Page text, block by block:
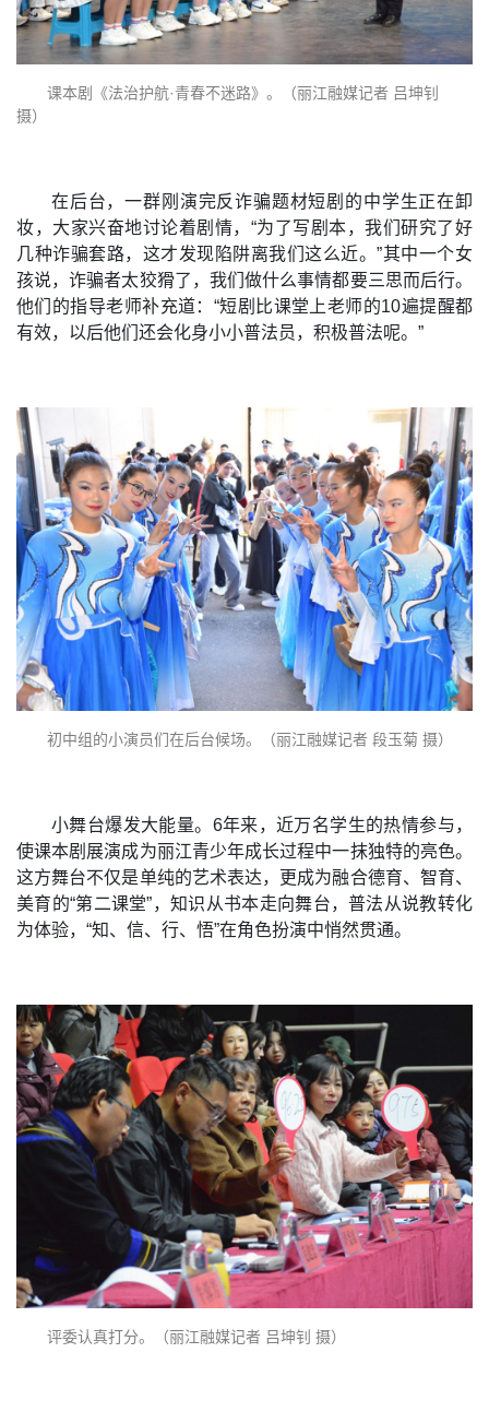
课本剧《法治护航·青春不迷路》。（丽江融媒记者 吕坤钊
摄）
在后台，一群刚演完反诈骗题材短剧的中学生正在卸
妆，大家兴奋地讨论着剧情，“为了写剧本，我们研究了好
几种诈骗套路，这才发现陷阱离我们这么近。”其中一个女
孩说，诈骗者太狡猾了，我们做什么事情都要三思而后行。
他们的指导老师补充道：“短剧比课堂上老师的10遍提醒都
有效，以后他们还会化身小小普法员，积极普法呢。”
初中组的小演员们在后台候场。（丽江融媒记者 段玉菊 摄）
小舞台爆发大能量。6年来，近万名学生的热情参与，
使课本剧展演成为丽江青少年成长过程中一抹独特的亮色。
这方舞台不仅是单纯的艺术表达，更成为融合德育、智育、
美育的“第二课堂”，知识从书本走向舞台，普法从说教转化
为体验，“知、信、行、悟”在角色扮演中悄然贯通。
评委认真打分。（丽江融媒记者 吕坤钊 摄）